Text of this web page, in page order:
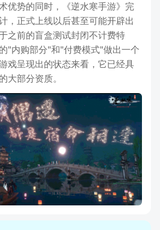
优势的同时，《逆水寒手游》完
，正式上线以后甚至可能开辟出
之前的盲盒测试封闭不计费特
"内购部分"和"付费模式"做出一个
戏呈现出的状态来看，它已经具
大部分资质。